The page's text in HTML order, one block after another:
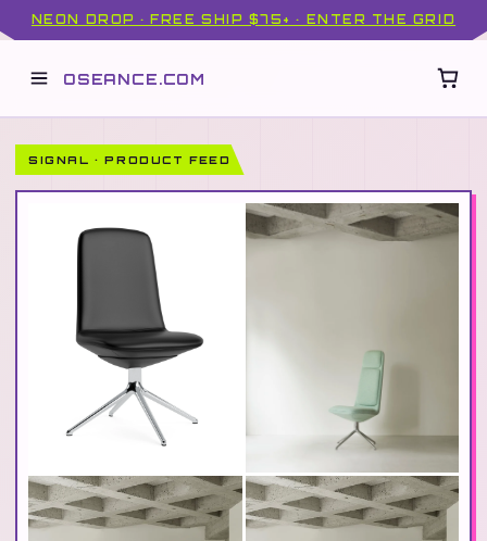
NEON DROP · FREE SHIP $75+ · ENTER THE GRID
OSEANCE.COM
SIGNAL · PRODUCT FEED